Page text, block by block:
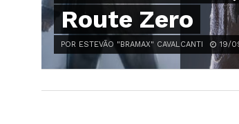
Route Zero
POR ESTEVÃO "BRAMAX" CAVALCANTI 19/